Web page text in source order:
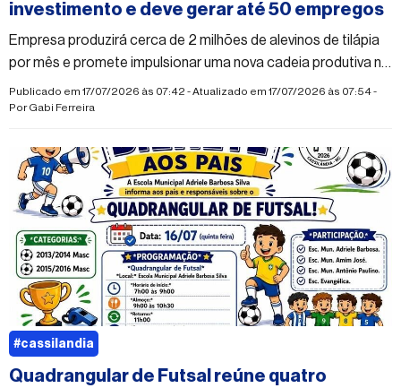
investimento e deve gerar até 50 empregos
Empresa produzirá cerca de 2 milhões de alevinos de tilápia
por mês e promete impulsionar uma nova cadeia produtiva no
município
Publicado em 17/07/2026 às 07:42 - Atualizado em 17/07/2026 às 07:54 -
PorGabi Ferreira
Quadrangular de Futsal reúne quatro
#cassilandia